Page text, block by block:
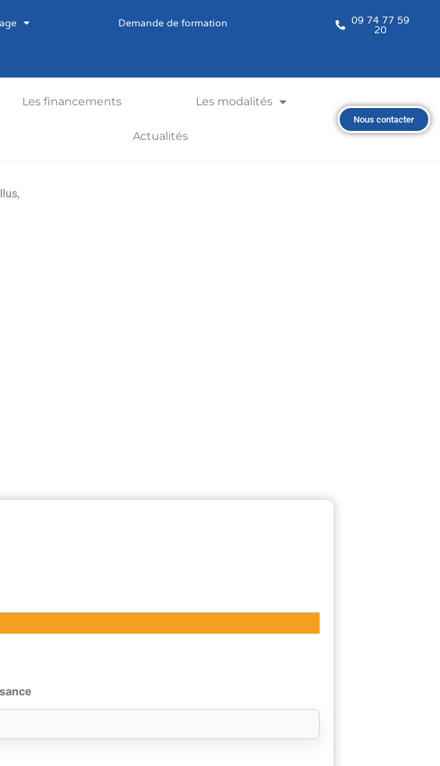
Demande de formation 09 74 77 59
20
Les financements Les modalités
Actualités
Nous contacter